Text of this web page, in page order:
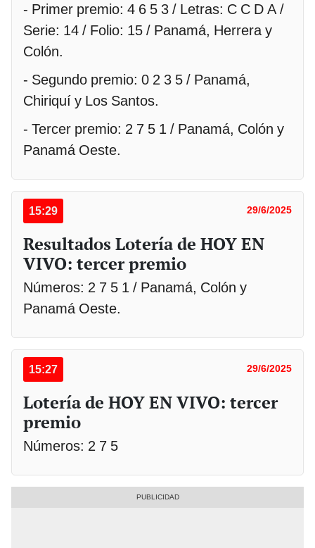
- Primer premio: 4 6 5 3 / Letras: C C D A /
Serie: 14 / Folio: 15 / Panamá, Herrera y
Colón.
- Segundo premio: 0 2 3 5 / Panamá,
Chiriquí y Los Santos.
- Tercer premio: 2 7 5 1 / Panamá, Colón y
Panamá Oeste.
15:29 29/6/2025
Resultados Lotería de HOY EN
VIVO: tercer premio
Números: 2 7 5 1 / Panamá, Colón y
Panamá Oeste.
15:27 29/6/2025
Lotería de HOY EN VIVO: tercer
premio
Números: 2 7 5